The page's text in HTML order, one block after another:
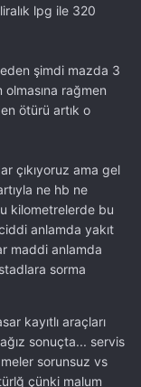
lpg ile 320
şimdi mazda 3
olmasına rağmen
ötürü artık o
çıkıyoruz ama gel
ne hb ne
kilometrelerde bu
anlamda yakıt
maddi anlamda
sorma
kayıtlı araçları
sonuçta... servis
sorunsuz vs
çünki malum